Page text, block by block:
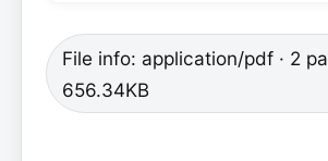
File info: application/pdf · 2
656.34KB